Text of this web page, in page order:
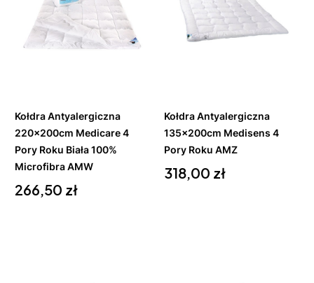
Kołdra Antyalergiczna
220x200cm Medicare 4
Pory Roku Biała 100%
Microfibra AMW
Cena
266,50 zł
Kołdra Antyalergiczna
135x200cm Medisens 4
Pory Roku AMZ
Cena
318,00 zł